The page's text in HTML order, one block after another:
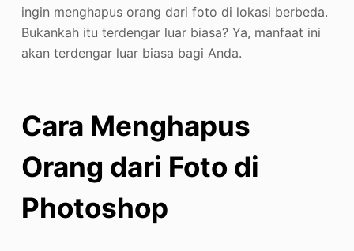
ingin menghapus orang dari foto di lokasi berbeda.
Bukankah itu terdengar luar biasa? Ya, manfaat ini
akan terdengar luar biasa bagi Anda.
Cara Menghapus
Orang dari Foto di
Photoshop